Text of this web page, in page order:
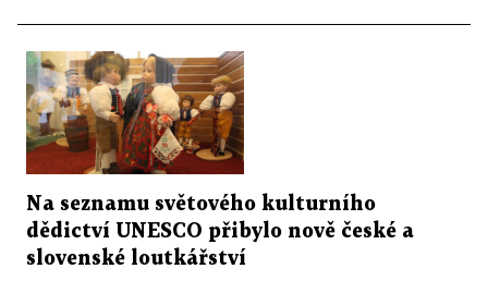
Na seznamu světového kulturního
dědictví UNESCO přibylo nově české a
slovenské loutkářství